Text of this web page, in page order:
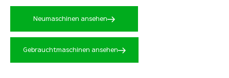
Neumaschinen ansehen
Gebrauchtmaschinen ansehen